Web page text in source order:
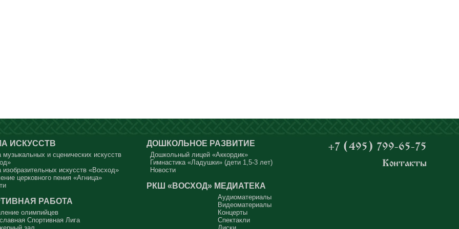
ИСКУССТВ
и сценических искусств
искусств «Восход»
церковного пения «Агница»
РАБОТА
олимпийцев
Спортивная Лига
ДОШКОЛЬНОЕ РАЗВИТИЕ
Дошкольный лицей «Аккордик»
Гимнастика «Ладушки» (дети 1,5-3 лет)
Новости
РКШ «ВОСХОД» МЕДИАТЕКА
Аудиоматериалы
Видеоматериалы
Концерты
Спектакли
+7 (495) 799-65-75
Контакты